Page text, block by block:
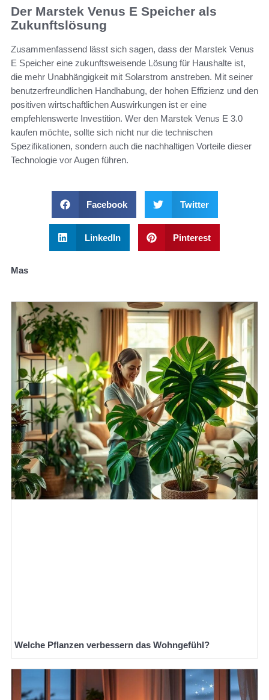
Der Marstek Venus E Speicher als
Zukunftslösung
Zusammenfassend lässt sich sagen, dass der Marstek Venus
E Speicher eine zukunftsweisende Lösung für Haushalte ist,
die mehr Unabhängigkeit mit Solarstrom anstreben. Mit seiner
benutzerfreundlichen Handhabung, der hohen Effizienz und den
positiven wirtschaftlichen Auswirkungen ist er eine
empfehlenswerte Investition. Wer den Marstek Venus E 3.0
kaufen möchte, sollte sich nicht nur die technischen
Spezifikationen, sondern auch die nachhaltigen Vorteile dieser
Technologie vor Augen führen.
Facebook Twitter
LinkedIn Pinterest
Mas
Welche Pflanzen verbessern das Wohngefühl?